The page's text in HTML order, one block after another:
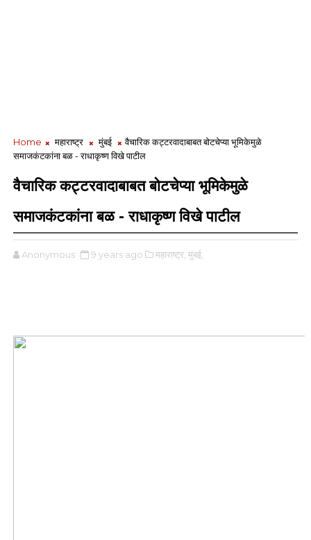
Home महाराष्ट्र मुंबई
वैचारिक कट्टरवादाबाबत बोटचेप्या भूमिकेमुळे
समाजकंटकांना बळ - राधाकृष्ण विखे पाटील
वैचारिक कट्टरवादाबाबत बोटचेप्या भूमिकेमुळे
समाजकंटकांना बळ - राधाकृष्ण विखे पाटील
Anonymous 9 years ago महाराष्ट्र, मुंबई,